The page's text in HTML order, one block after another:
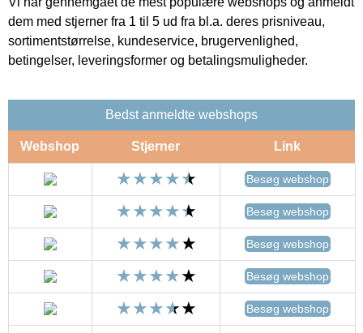
dem med stjerner fra 1 til 5 ud fra bl.a. deres prisniveau,
sortimentstørrelse, kundeservice, brugervenlighed,
betingelser, leveringsformer og betalingsmuligheder.
Bedst anmeldte webshops
Webshop Stjerner Link
Besøg webshop
Besøg webshop
Besøg webshop
Besøg webshop
Besøg webshop